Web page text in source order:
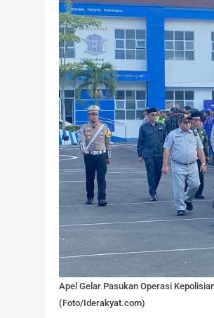
Apel Gelar Pasukan Operasi
(Foto/Iderakyat.com)